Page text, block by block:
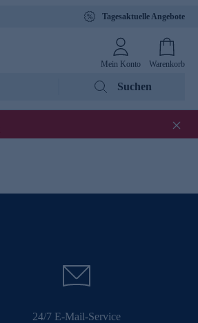
Tagesaktuelle Angebote
Mein Konto Warenkorb
Suchen
24/7 E-Mail-Service